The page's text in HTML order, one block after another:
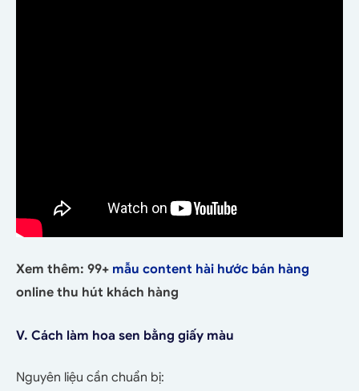
Xem thêm: 99+ mẫu content hài hước bán hàng
online thu hút khách hàng
V. Cách làm hoa sen bằng giấy màu
Nguyên liệu cần chuẩn bị: